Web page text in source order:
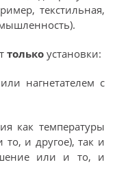
текстильная,
только установки:
нагнетателем с
как температуры
и другое), так и
или и то, и